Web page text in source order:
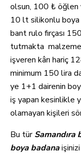
olsun, 100 ₺ öğlen
10 lt silikonlu
bant rulo fırçası
tutmakta malzeme
işveren kârı hariç
minimum 150 lira
ye 1+1 dairenin
iş yapan kesinlikle
olamayan kişileri
Bu türSamandıra
boya badana